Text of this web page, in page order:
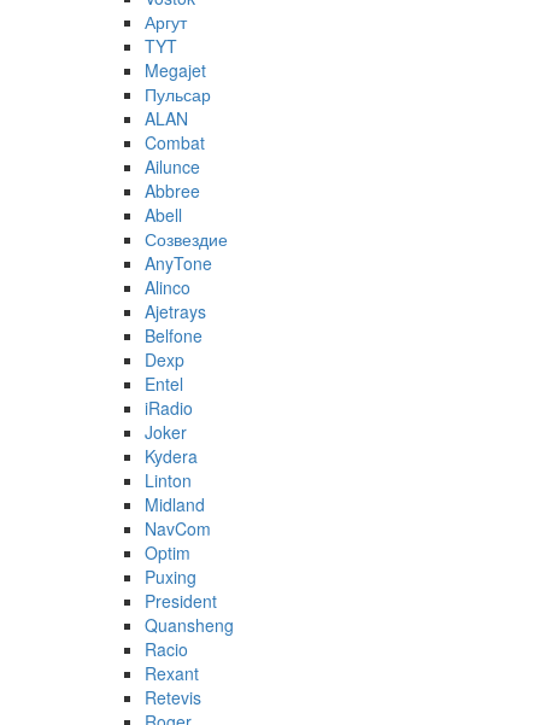
Аргут
TYT
Megajet
Пульсар
ALAN
Combat
Ailunce
Abbree
Abell
Созвездие
AnyTone
Alinco
Ajetrays
Belfone
Dexp
Entel
iRadio
Joker
Kydera
Linton
Midland
NavCom
Optim
Puxing
President
Quansheng
Racio
Rexant
Retevis